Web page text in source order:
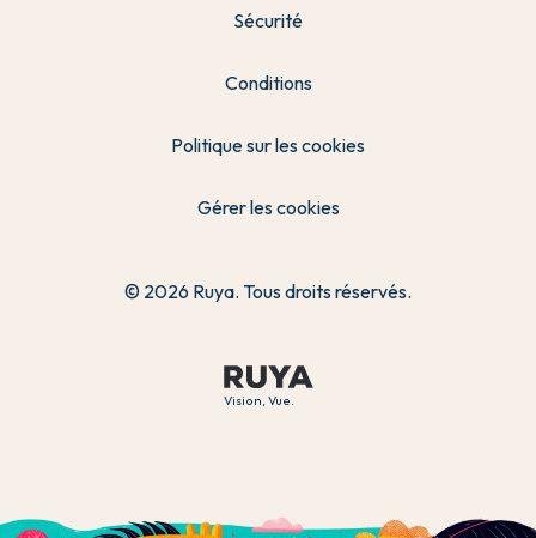
Vision, Vue.
Sécurité
Conditions
Politique sur les cookies
Gérer les cookies
© 2026 Ruya. Tous droits réservés.